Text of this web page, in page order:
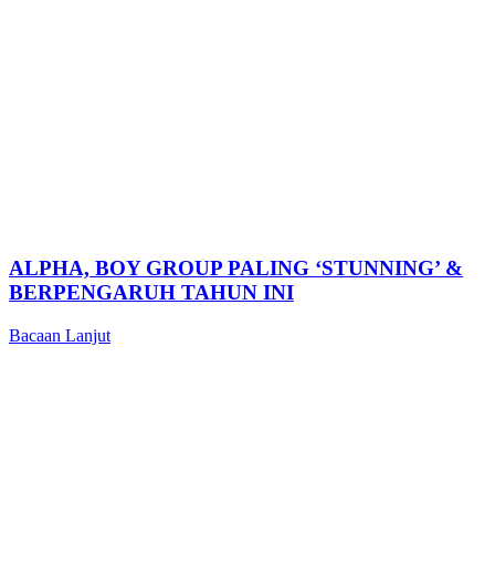
ALPHA, BOY GROUP PALING ‘STUNNING’ &
BERPENGARUH TAHUN INI
Bacaan Lanjut